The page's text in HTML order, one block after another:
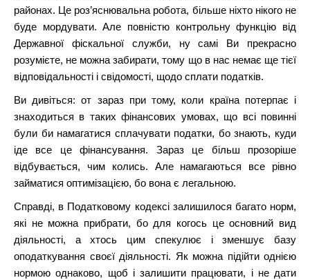
районах. Це роз’яснювальна робота, більше ніхто нікого не
буде мордувати. Але повністю контрольну функцію від
Державної фіскальної служби, ну самі Ви прекрасно
розумієте, не можна забирати, тому що в нас немає ще тієї
відповідальності і свідомості, щодо сплати податків.
Ви дивіться: от зараз при тому, коли країна потерпає і
знаходиться в таких фінансових умовах, що всі повинні
були би намагатися сплачувати податки, бо знають, куди
іде все це фінансування. Зараз це більш прозоріше
відбувається, чим колись. Але намагаються все рівно
займатися оптимізацією, бо вона є легальною.
Справді, в Податковому кодексі залишилося багато норм,
які не можна прибрати, бо для когось це основний вид
діяльності, а хтось цим спекулює і зменшує базу
оподаткування своєї діяльності. Як можна підійти однією
нормою однаково, щоб і залишити працювати, і не дати